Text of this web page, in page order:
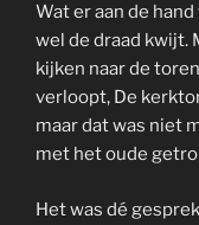
Wat er aan de
wel de draad kwijt.
kijken naar de
verloopt, De
maar dat was niet
met het oude
Het was dé